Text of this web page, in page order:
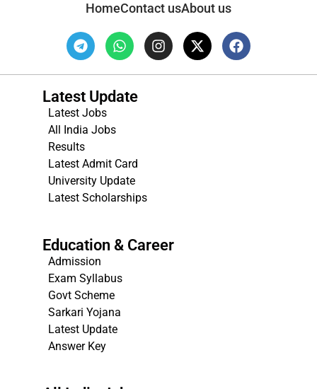
HomeContact usAbout us
Latest Update
Latest Jobs
All India Jobs
Results
Latest Admit Card
University Update
Latest Scholarships
Education & Career
Admission
Exam Syllabus
Govt Scheme
Sarkari Yojana
Latest Update
Answer Key